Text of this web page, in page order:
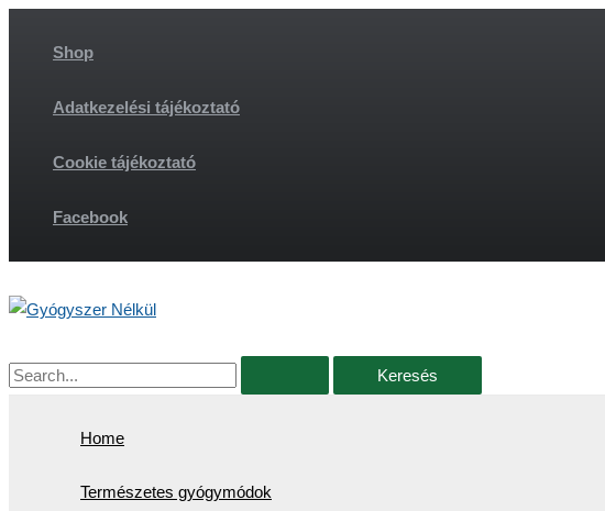
Shop
Adatkezelési tájékoztató
Cookie tájékoztató
Facebook
Search
Home
Természetes gyógymódok